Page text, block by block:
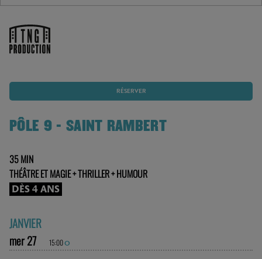
RÉSERVER
PÔLE 9 - SAINT RAMBERT
35 MIN
THÉÂTRE ET MAGIE + THRILLER + HUMOUR
DÈS 4 ANS
JANVIER
mer 27
15:00O